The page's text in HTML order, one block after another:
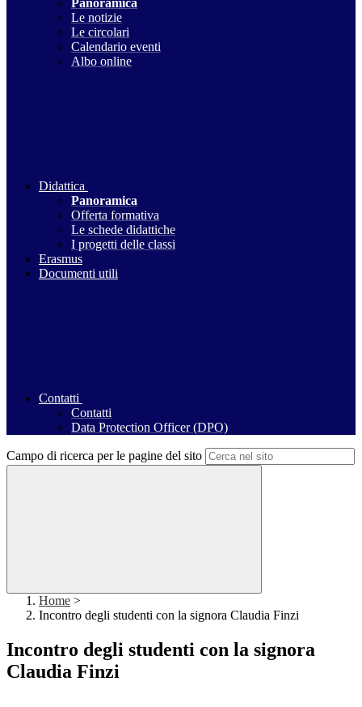
Panoramica
Le notizie
Le circolari
Calendario eventi
Albo online
Didattica
Panoramica
Offerta formativa
Le schede didattiche
I progetti delle classi
Erasmus
Documenti utili
Contatti
Contatti
Data Protection Officer (DPO)
Campo di ricerca per le pagine del sito
Home >
Incontro degli studenti con la signora Claudia Finzi
Incontro degli studenti con la signora
Claudia Finzi